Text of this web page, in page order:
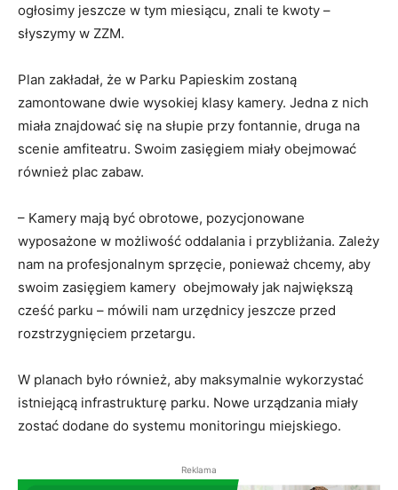
ogłosimy jeszcze w tym miesiącu, znali te kwoty –
słyszymy w ZZM.
Plan zakładał, że w Parku Papieskim zostaną
zamontowane dwie wysokiej klasy kamery. Jedna z nich
miała znajdować się na słupie przy fontannie, druga na
scenie amfiteatru. Swoim zasięgiem miały obejmować
również plac zabaw.
– Kamery mają być obrotowe, pozycjonowane
wyposażone w możliwość oddalania i przybliżania. Zależy
nam na profesjonalnym sprzęcie, ponieważ chcemy, aby
swoim zasięgiem kamery obejmowały jak największą
cześć parku – mówili nam urzędnicy jeszcze przed
rozstrzygnięciem przetargu.
W planach było również, aby maksymalnie wykorzystać
istniejącą infrastrukturę parku. Nowe urządzania miały
zostać dodane do systemu monitoringu miejskiego.
Reklama